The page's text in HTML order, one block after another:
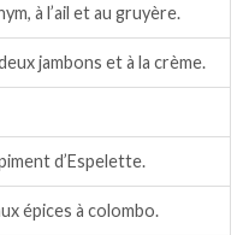
à l’ail et au gruyère.
jambons et à la crème.
d’Espelette.
épices à colombo.